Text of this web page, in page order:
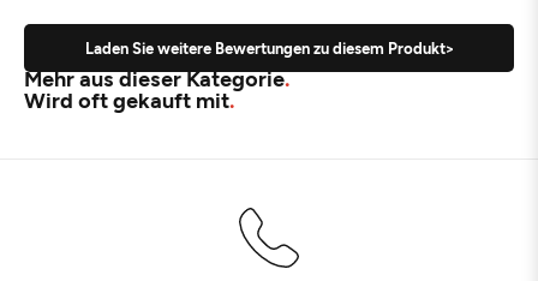
Laden Sie weitere Bewertungen zu diesem Produkt>
Mehr aus dieser Kategorie
Wird oft gekauft mit